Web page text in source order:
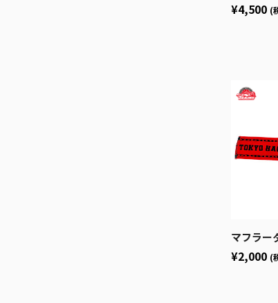
¥4,500 (
マフラー
¥2,000 (